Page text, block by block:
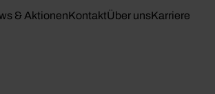
& AktionenKontaktÜber unsKarriere